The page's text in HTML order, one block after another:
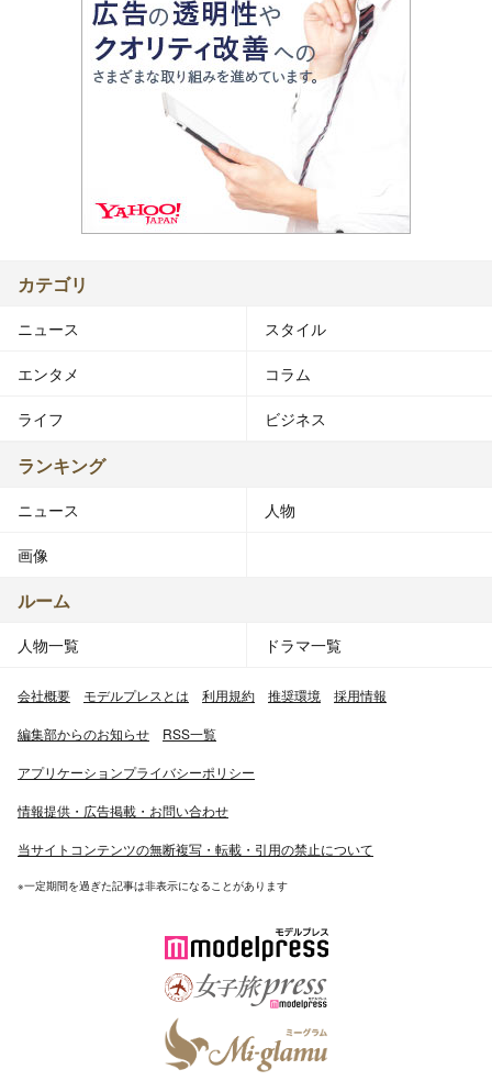
カテゴリ
ニュース スタイル
エンタメ コラム
ライフ ビジネス
ランキング
ニュース 人物
画像
ルーム
人物一覧 ドラマ一覧
会社概要 モデルプレスとは 利用規約 推奨環境 採用情報
編集部からのお知らせ RSS一覧
アプリケーションプライバシーポリシー
情報提供・広告掲載・お問い合わせ
当サイトコンテンツの無断複写・転載・引用の禁止について
※一定期間を過ぎた記事は非表示になることがあります